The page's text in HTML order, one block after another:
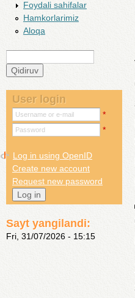
Foydali sahifalar
Hamkorlarimiz
Aloqa
Search form
User login
Username or e-mail *
Password *
Log in using OpenID
Create new account
Request new password
Sayt yangilandi:
Fri, 31/07/2026 - 15:15